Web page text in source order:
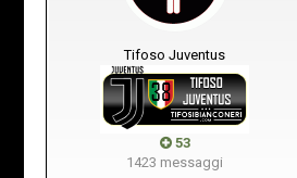
Tifoso Juventus
53
1423 messaggi